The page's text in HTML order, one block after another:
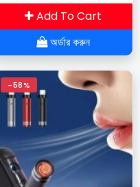
Add To Cart
অর্ডার করুন
-58%